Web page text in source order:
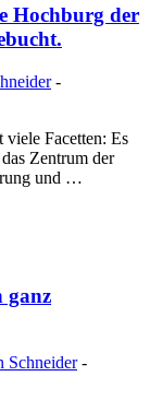
Hochburg der
-
Facetten: Es
Zentrum der
und …
ganz
Schneider-